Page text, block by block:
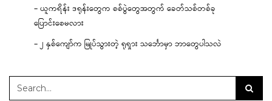
– ယူကရိန်း ဒရုန်းတွေက စစ်ပွဲတွေအတွက် ခေတ်သစ်တစ်ခု
ပြောင်းစေမလား
– ၂ နှစ်ကျော်က မြုပ်သွားတဲ့ ရုရှား သင်္ဘောမှာ ဘာတွေပါသလဲ